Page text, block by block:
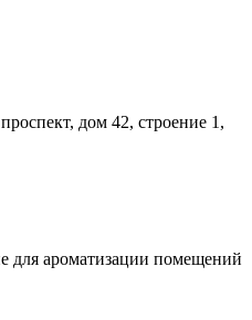
дом 42, строение 1,
для ароматизации помещений